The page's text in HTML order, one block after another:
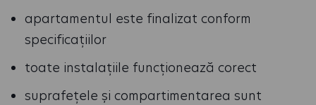
apartamentul este finalizat conform
specificațiilor
toate instalațiile funcționează corect
suprafețele și compartimentarea sunt